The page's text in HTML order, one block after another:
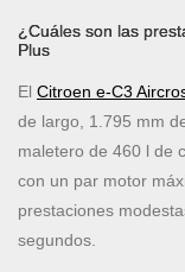
¿Cuáles son las
Plus
El Citroen e-C3
de largo, 1.795 mm
maletero de 460 l de
con un par motor
prestaciones
segundos.